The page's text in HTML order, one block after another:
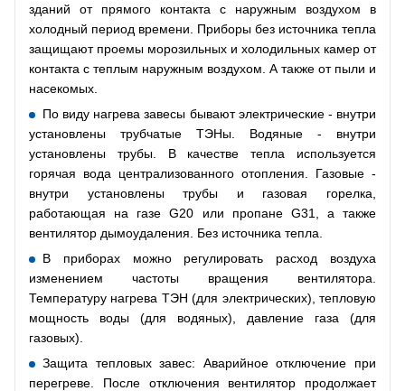
зданий от прямого контакта с наружным воздухом в
холодный период времени. Приборы без источника тепла
защищают проемы морозильных и холодильных камер от
контакта с теплым наружным воздухом. А также от пыли и
насекомых.
По виду нагрева завесы бывают электрические - внутри
установлены трубчатые ТЭНы. Водяные - внутри
установлены трубы. В качестве тепла используется
горячая вода централизованного отопления. Газовые -
внутри установлены трубы и газовая горелка,
работающая на газе G20 или пропане G31, а также
вентилятор дымоудаления. Без источника тепла.
В приборах можно регулировать расход воздуха
изменением частоты вращения вентилятора.
Температуру нагрева ТЭН (для электрических), тепловую
мощность воды (для водяных), давление газа (для
газовых).
Защита тепловых завес: Аварийное отключение при
перегреве. После отключения вентилятор продолжает